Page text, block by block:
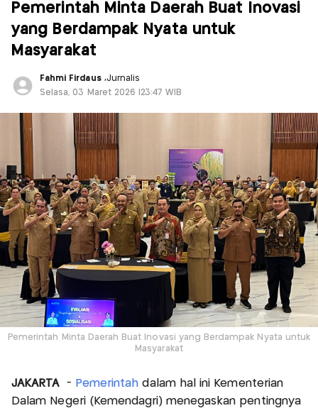
Pemerintah Minta Daerah Buat Inovasi
yang Berdampak Nyata untuk
Masyarakat
Fahmi Firdaus ,Jurnalis
Selasa, 03 Maret 2026 |23:47 WIB
Pemerintah Minta Daerah Buat Inovasi yang Berdampak Nyata untuk
Masyarakat
JAKARTA - Pemerintahdalam hal ini Kementerian
Dalam Negeri (Kemendagri) menegaskan pentingnya